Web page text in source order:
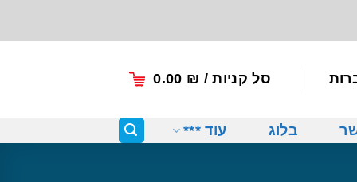
סל קניות / 0.00 ₪
בלוג עוד ***